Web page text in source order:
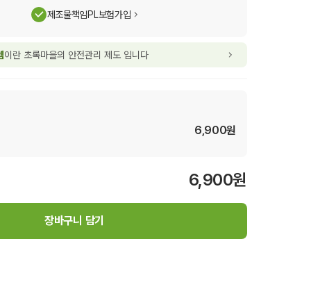
제조물책임PL보험가입
이란 초록마을의 안전관리 제도 입니다
6,900원
6,900원
장바구니 담기